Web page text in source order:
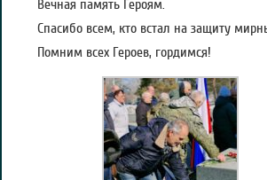
Вечная память Героям.
Спасибо всем, кто встал на защиту
Помним всех Героев, гордимся!